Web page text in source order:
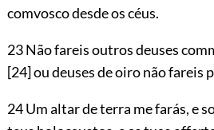
comvosco desde os céus.
23 Não fareis outros deuses
[24]ou deuses de oiro não fareis
24 Um altar de terra me farás, e